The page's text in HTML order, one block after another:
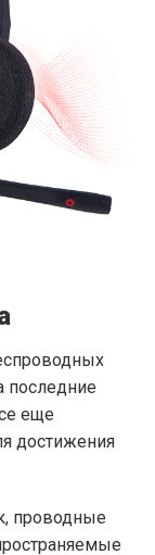
последние
еще
достижения
проводные